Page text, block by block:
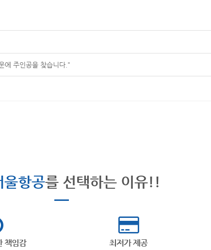
에 주인공을 찾습니다."
울항공를 선택하는 이유!!
책임감 최저가 제공